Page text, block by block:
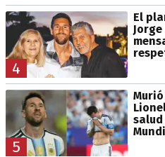
4
El
5
salud